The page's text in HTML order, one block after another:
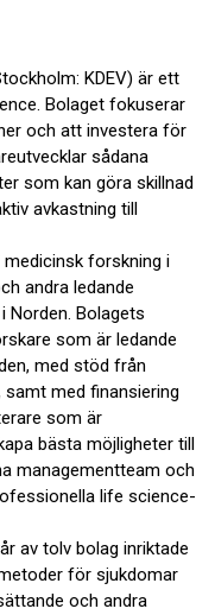
KDEV) är ett
Bolaget fokuserar
och att investera för
sådana
som kan göra skillnad
avkastning till
medicinsk forskning i
andra ledande
Norden. Bolagets
som är ledande
med stöd från
samt med finansiering
som är
bästa möjligheter till
managementteam och
life science-
av tolv bolag inriktade
för sjukdomar
och andra